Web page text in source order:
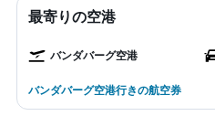
最寄りの空港
バンダバーグ空港
バンダバーグ空港行きの航空券